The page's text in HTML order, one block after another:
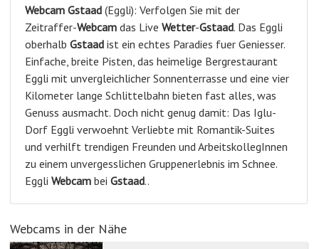
Webcam Gstaad (Eggli): Verfolgen Sie mit der
Zeitraffer-Webcam das Live Wetter-Gstaad. Das Eggli
oberhalb Gstaad ist ein echtes Paradies fuer Geniesser.
Einfache, breite Pisten, das heimelige Bergrestaurant
Eggli mit unvergleichlicher Sonnenterrasse und eine vier
Kilometer lange Schlittelbahn bieten fast alles, was
Genuss ausmacht. Doch nicht genug damit: Das Iglu-
Dorf Eggli verwoehnt Verliebte mit Romantik-Suites
und verhilft trendigen Freunden und ArbeitskollegInnen
zu einem unvergesslichen Gruppenerlebnis im Schnee.
Eggli Webcam bei Gstaad..
Webcams in der Nähe